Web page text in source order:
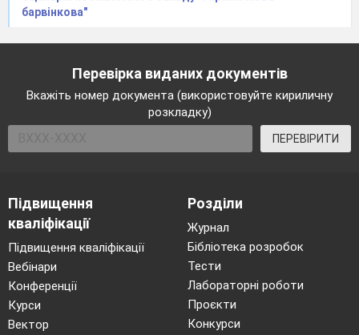
барвінкова"
Перевірка виданих документів
Вкажіть номер документа (використовуйте кириличну
розкладку)
ПЕРЕВІРИТИ
Підвищення
кваліфікації
Підвищення кваліфікації
Вебінари
Конференції
Курси
Вектор
Розділи
Журнал
Бібліотека розробок
Тести
Лабораторні роботи
Проєкти
Конкурси